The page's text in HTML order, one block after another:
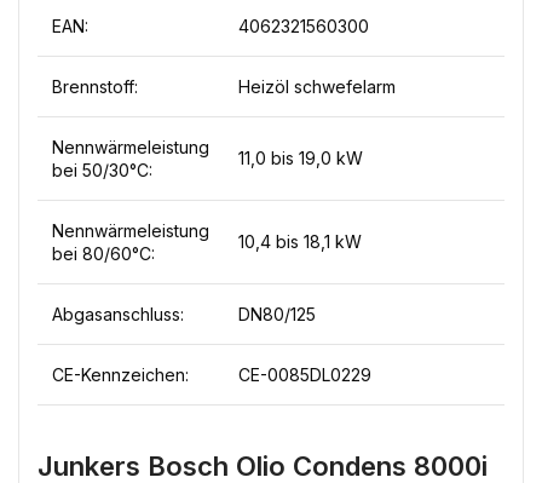
EAN: 4062321560300
Brennstoff: Heizöl schwefelarm
Nennwärmeleistung
bei 50/30°C:
11,0 bis 19,0 kW
Nennwärmeleistung
bei 80/60°C:
10,4 bis 18,1 kW
Abgasanschluss: DN80/125
CE-Kennzeichen: CE-0085DL0229
Junkers Bosch Olio Condens 8000i